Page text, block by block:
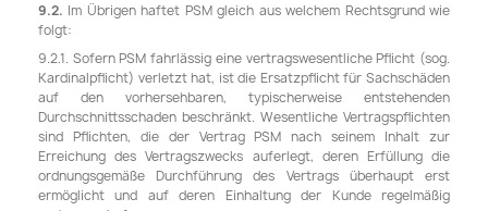
9.2. Im Übrigen haftet PSM gleich aus welchem Rechtsgrund wie
folgt:
9.2.1. Sofern PSM fahrlässig eine vertragswesentliche Pflicht (sog.
Kardinalpflicht) verletzt hat, ist die Ersatzpflicht für Sachschäden
auf den vorhersehbaren, typischerweise entstehenden
Durchschnittsschaden beschränkt. Wesentliche Vertragspflichten
sind Pflichten, die der Vertrag PSM nach seinem Inhalt zur
Erreichung des Vertragszwecks auferlegt, deren Erfüllung die
ordnungsgemäße Durchführung des Vertrags überhaupt erst
ermöglicht und auf deren Einhaltung der Kunde regelmäßig